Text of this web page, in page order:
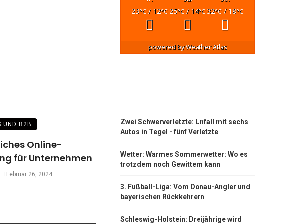
UND B2B
Online-
für Unternehmen
Februar 26, 2024
23°C/ 12°C 25°C/ 14°C32°C/ 18°C
powered byWeather Atlas
Zwei Schwerverletzte: Unfall mit sechs
Autos in Tegel - fünf Verletzte
Wetter: Warmes Sommerwetter: Wo es
trotzdem noch Gewittern kann
3. Fußball-Liga: Vom Donau-Angler und
bayerischen Rückkehrern
Schleswig-Holstein: Dreijährige wird